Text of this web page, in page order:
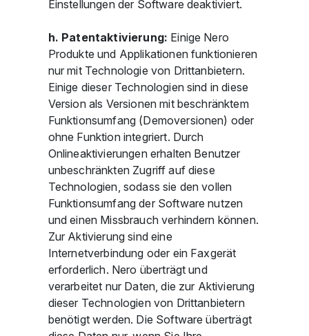
Einstellungen der Software deaktiviert.
h. Patentaktivierung: Einige Nero
Produkte und Applikationen funktionieren
nur mit Technologie von Drittanbietern.
Einige dieser Technologien sind in diese
Version als Versionen mit beschränktem
Funktionsumfang (Demoversionen) oder
ohne Funktion integriert. Durch
Onlineaktivierungen erhalten Benutzer
unbeschränkten Zugriff auf diese
Technologien, sodass sie den vollen
Funktionsumfang der Software nutzen
und einen Missbrauch verhindern können.
Zur Aktivierung sind eine
Internetverbindung oder ein Faxgerät
erforderlich. Nero überträgt und
verarbeitet nur Daten, die zur Aktivierung
dieser Technologien von Drittanbietern
benötigt werden. Die Software überträgt